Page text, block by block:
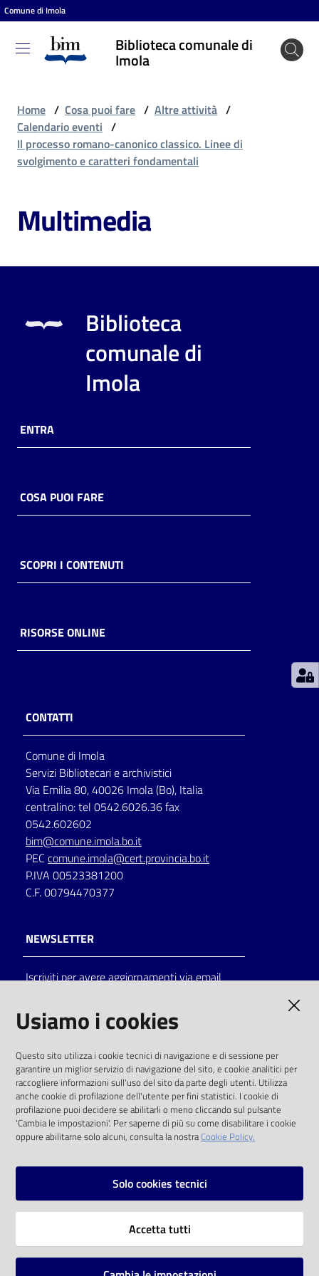
Vai al contenuto
Vai alla navigazione
Vai al footer
Comune di Imola
Biblioteca comunale di
Imola
Biblioteca
comunale
Entra
Cosa
puoi
Archivio
Decentrate
lettura
Seguici
su
Catalogo
Eventi
Chiedi al
bibliotecario
Avvisi
Home / Cosa puoi fare / Altre attività /
Calendario eventi /
Il processo romano-canonico classico. Linee di
svolgimento e caratteri fondamentali
Multimedia
Biblioteca
comunale di
Imola
ENTRA
COSA PUOI FARE
SCOPRI I CONTENUTI
RISORSE ONLINE
CONTATTI
Comune di Imola
Servizi Bibliotecari e archivistici
Via Emilia 80, 40026 Imola (Bo), Italia
centralino: tel 0542.6026.36 fax
0542.602602
bim@comune.imola.bo.it
PEC comune.imola@cert.provincia.bo.it
P.IVA 00523381200
C.F. 00794470377
NEWSLETTER
Iscriviti per avere aggiornamenti via email
solo alle condizioni previste dalla direttiva
comunitaria 2003/98/CE e dal d.lgs. 36/2006
SOCIAL
Instagram
Vai alla pagina
Usiamo i cookies
Questo sito utilizza i cookie tecnici di navigazione e di sessione per
garantire un miglior servizio di navigazione del sito, e cookie analitici per
raccogliere informazioni sull'uso del sito da parte degli utenti. Utilizza
anche cookie di profilazione dell'utente per fini statistici. I cookie di
profilazione puoi decidere se abilitarli o meno cliccando sul pulsante
'Cambia le impostazioni'. Per saperne di più su come disabilitare i cookie
oppure abilitarne solo alcuni, consulta la nostraCookie Policy.
Solo cookies tecnici
Accetta tutti